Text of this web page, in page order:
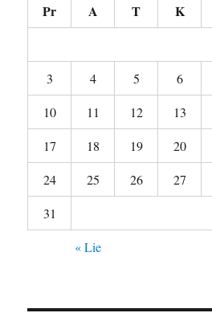
Pr A T K
3
4 5 6
10
11 12 13
17
18 19 20
24
25 26 27
31
« Lie